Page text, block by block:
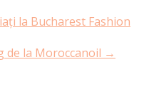
la Bucharest Fashion
de la Moroccanoil →